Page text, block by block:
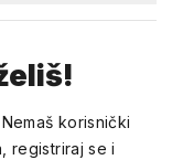
korisnički
registriraj se i